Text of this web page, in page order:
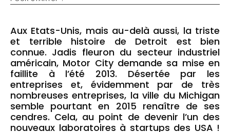
Aux Etats-Unis, mais au-delà aussi, la triste
et terrible histoire de Detroit est bien
connue. Jadis fleuron du secteur industriel
américain, Motor City demande sa mise en
faillite à l’été 2013. Désertée par les
entreprises et, évidemment par de très
nombreuses entreprises, la ville du Michigan
semble pourtant en 2015 renaître de ses
cendres. Cela, au point de devenir l’un des
nouveaux laboratoires à startups des USA !